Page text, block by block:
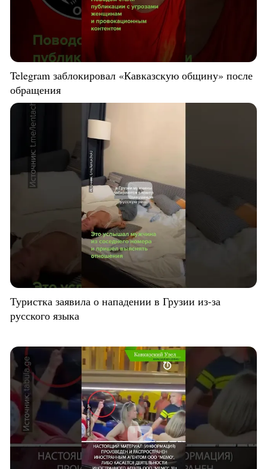
Telegram заблокировал «Кавказскую общину» после
обращения
Туристка заявила о нападении в Грузии из-за
русского языка